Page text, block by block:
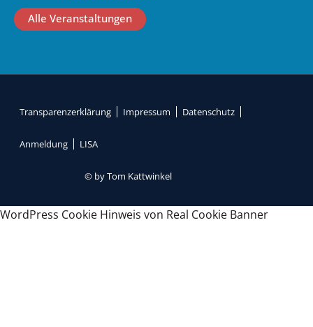
Alle Veranstaltungen
Transparenzerklärung Impressum Datenschutz
Anmeldung LISA
© by Tom Kattwinkel
WordPress Cookie Hinweis von Real Cookie Banner